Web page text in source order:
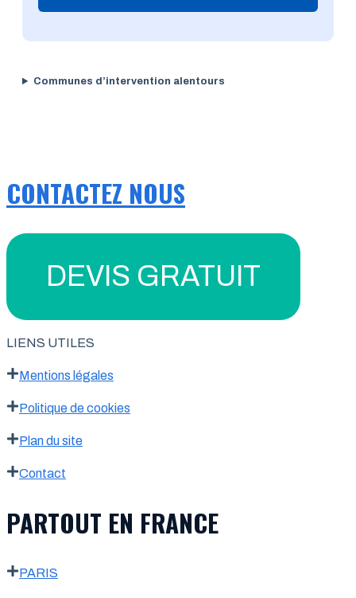
Communes d’intervention alentours
CONTACTEZ NOUS
DEVIS GRATUIT
LIENS UTILES
Mentions légales
Politique de cookies
Plan du site
Contact
PARTOUT EN FRANCE
PARIS